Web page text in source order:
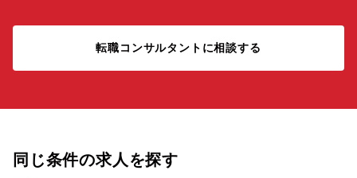
転職コンサルタントに相談する
同じ条件の求人を探す